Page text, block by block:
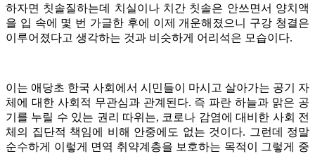
하자면 칫솔질하는데 치실이나 치간 칫솔은 안쓰면서 양치액
을 입 속에 몇 번 가글한 후에 이제 개운해졌으니 구강 청결은
이루어졌다고 생각하는 것과 비슷하게 어리석은 모습이다.
이는 애당초 한국 사회에서 시민들이 마시고 살아가는 공기 자
체에 대한 사회적 무관심과 관계된다. 즉 파란 하늘과 맑은 공
기를 누릴 수 있는 권리 따위는, 코로나 감염에 대비한 사회 전
체의 집단적 책임에 비해 안중에도 없는 것이다. 그런데 정말
순수하게 이렇게 면역 취약계층을 보호하는 목적이 그렇게 중